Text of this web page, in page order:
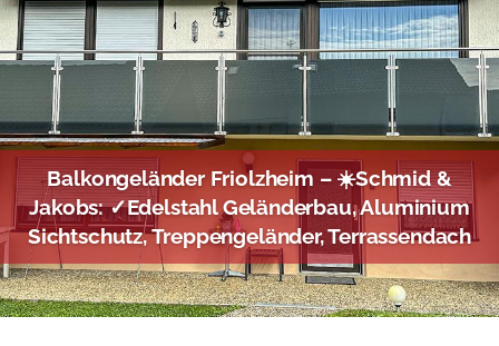
Balkongeländer Friolzheim – ☀️Schmid &
Jakobs: ✓Edelstahl Geländerbau, Aluminium
Sichtschutz, Treppengeländer, Terrassendach